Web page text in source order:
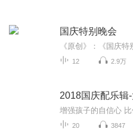
国庆特别晚会
12 2.9万
2018国庆配乐辑
增强孩子的自信心
20 3847